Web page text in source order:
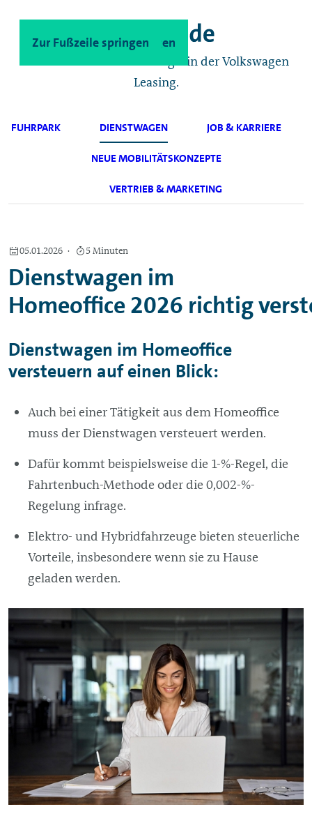
Zum Hauptinhalt springen
Zur Fußzeile springen
Das Geschäftskunden-Magazin der Volkswagen
Leasing.
FUHRPARK DIENSTWAGEN JOB & KARRIERE
NEUE MOBILITÄTSKONZEPTE
VERTRIEB & MARKETING
05.01.2026 5 Minuten
Dienstwagen im
Homeoffice 2026 richtig
Dienstwagen im Homeoffice
versteuern auf einen Blick:
Auch bei einer Tätigkeit aus dem Homeoffice
muss der Dienstwagen versteuert werden.
Dafür kommt beispielsweise die 1-%-Regel, die
Fahrtenbuch-Methode oder die 0,002-%-
Regelung infrage.
Elektro- und Hybridfahrzeuge bieten steuerliche
Vorteile, insbesondere wenn sie zu Hause
geladen werden.